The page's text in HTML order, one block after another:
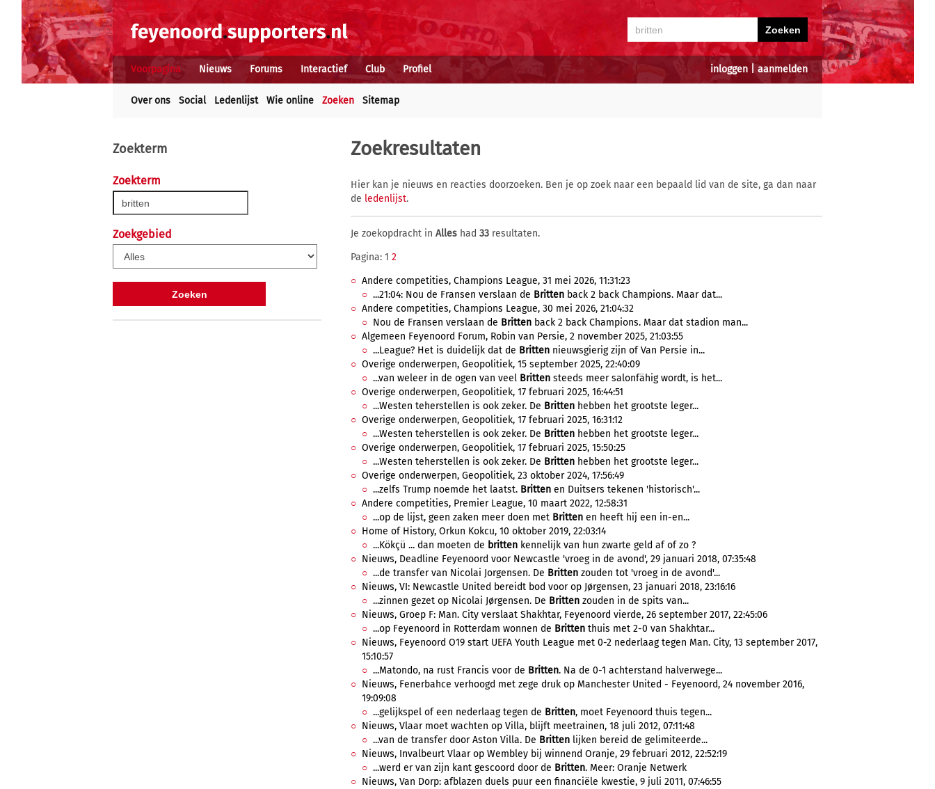
inloggen aanmelden
Voorpagina Nieuws Forums Interactief Club Profiel
Over ons Social Ledenlijst Wie online Zoeken Sitemap
Zoekterm
Zoekterm
Zoekgebied
Zoekresultaten
Hier kan je nieuws en reacties doorzoeken. Ben je op zoek naar een bepaald lid van de site, ga dan naar
de ledenlijst.
Je zoekopdracht in Alles had 33 resultaten.
Pagina: 1 2
Andere competities, Champions League, 31 mei 2026, 11:31:23
...21:04: Nou de Fransen verslaan de Britten back 2 back Champions. Maar dat...
Andere competities, Champions League, 30 mei 2026, 21:04:32
Nou de Fransen verslaan de Britten back 2 back Champions. Maar dat stadion man...
Algemeen Feyenoord Forum, Robin van Persie, 2 november 2025, 21:03:55
...League? Het is duidelijk dat de Britten nieuwsgierig zijn of Van Persie in...
Overige onderwerpen, Geopolitiek, 15 september 2025, 22:40:09
...van weleer in de ogen van veel Britten steeds meer salonfähig wordt, is het...
Overige onderwerpen, Geopolitiek, 17 februari 2025, 16:44:51
...Westen teherstellen is ook zeker. De Britten hebben het grootste leger...
Overige onderwerpen, Geopolitiek, 17 februari 2025, 16:31:12
...Westen teherstellen is ook zeker. De Britten hebben het grootste leger...
Overige onderwerpen, Geopolitiek, 17 februari 2025, 15:50:25
...Westen teherstellen is ook zeker. De Britten hebben het grootste leger...
Overige onderwerpen, Geopolitiek, 23 oktober 2024, 17:56:49
...zelfs Trump noemde het laatst. Britten en Duitsers tekenen 'historisch'...
Andere competities, Premier League, 10 maart 2022, 12:58:31
...op de lijst, geen zaken meer doen met Britten en heeft hij een in-en...
Home of History, Orkun Kokcu, 10 oktober 2019, 22:03:14
...Kökçü ... dan moeten de britten kennelijk van hun zwarte geld af of zo ?
Nieuws, Deadline Feyenoord voor Newcastle 'vroeg in de avond', 29 januari 2018, 07:35:48
...de transfer van Nicolai Jorgensen. De Britten zouden tot 'vroeg in de avond'...
Nieuws, VI: Newcastle United bereidt bod voor op Jørgensen, 23 januari 2018, 23:16:16
...zinnen gezet op Nicolai Jørgensen. De Britten zouden in de spits van...
Nieuws, Groep F: Man. City verslaat Shakhtar, Feyenoord vierde, 26 september 2017, 22:45:06
...op Feyenoord in Rotterdam wonnen de Britten thuis met 2-0 van Shakhtar...
Nieuws, Feyenoord O19 start UEFA Youth League met 0-2 nederlaag tegen Man. City, 13 september 2017,
15:10:57
...Matondo, na rust Francis voor de Britten. Na de 0-1 achterstand halverwege...
Nieuws, Fenerbahce verhoogd met zege druk op Manchester United - Feyenoord, 24 november 2016,
19:09:08
...gelijkspel of een nederlaag tegen de Britten, moet Feyenoord thuis tegen...
Nieuws, Vlaar moet wachten op Villa, blijft meetrainen, 18 juli 2012, 07:11:48
...van de transfer door Aston Villa. De Britten lijken bereid de gelimiteerde...
Nieuws, Invalbeurt Vlaar op Wembley bij winnend Oranje, 29 februari 2012, 22:52:19
...werd er van zijn kant gescoord door de Britten. Meer: Oranje Netwerk
Nieuws, Van Dorp: afblazen duels puur een financiële kwestie, 9 juli 2011, 07:46:55